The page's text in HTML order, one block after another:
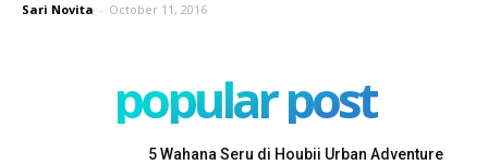
Sari Novita - October 11, 2016
popular post
5 Wahana Seru di Houbii Urban Adventure